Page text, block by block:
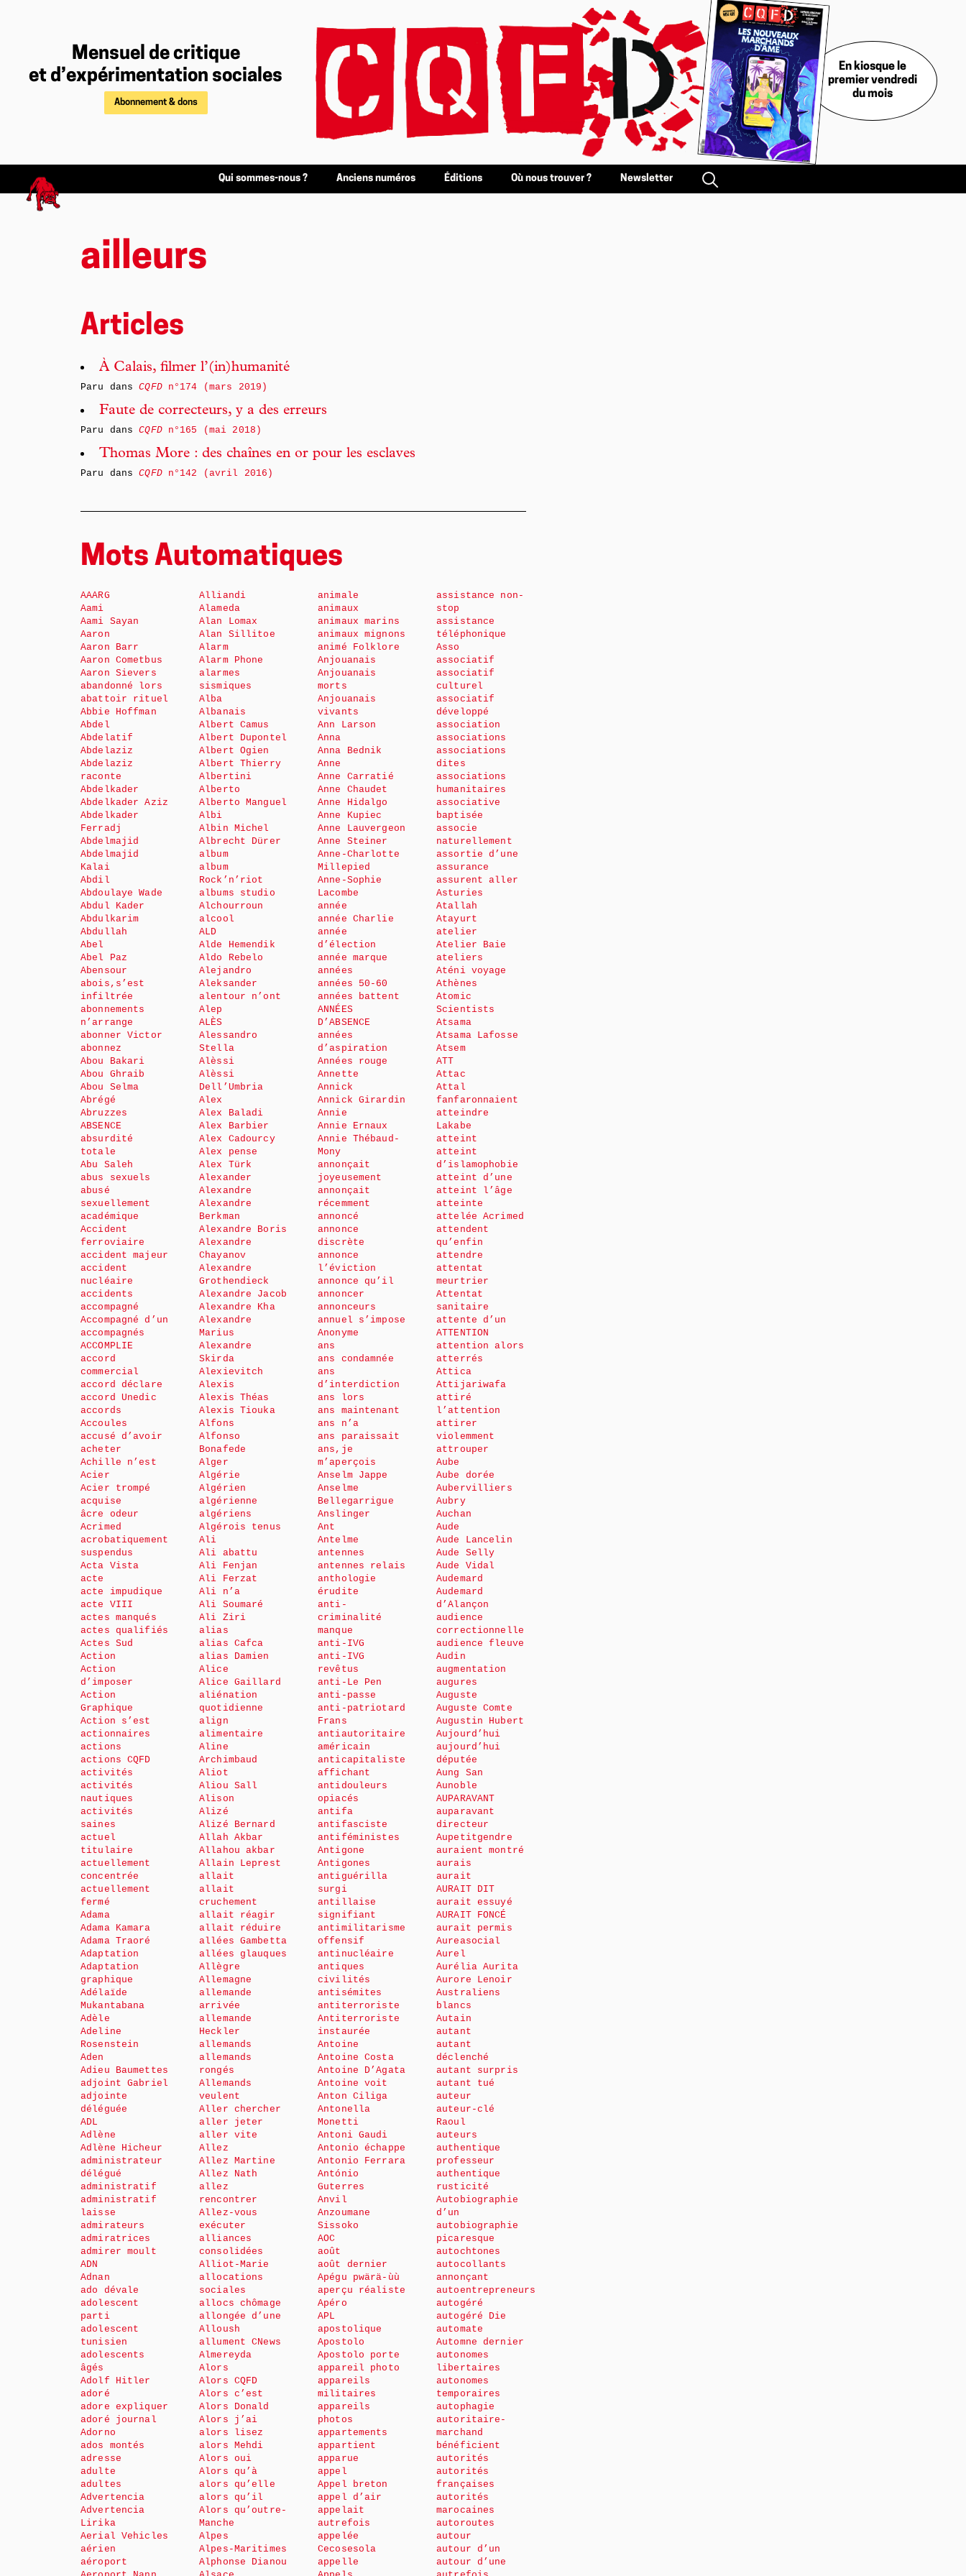
Mensuel de critique
et d’expérimentation sociales
Abonnement & dons
En kiosque le
premier vendredi
du mois
Qui sommes-nous ? Anciens numéros Éditions Où nous trouver ? Newsletter
ailleurs
Articles
À Calais, filmer l’(in)humanité
Paru dansCQFDn°174 (mars 2019)
Faute de correcteurs, y a des erreurs
Paru dansCQFDn°165 (mai 2018)
Thomas More : des chaînes en or pour les esclaves
Paru dansCQFDn°142 (avril 2016)
Mots Automatiques
AAARG
Aami
Aami Sayan
Aaron
Aaron Barr
Aaron Cometbus
Aaron Sievers
abandonné lors
abattoir rituel
Abbie Hoffman
Abdel
Abdelatif
Abdelaziz
Abdelaziz
raconte
Abdelkader
Abdelkader Aziz
Abdelkader
Ferradj
Abdelmajid
Abdelmajid
Kalai
Abdil
Abdoulaye Wade
Abdul Kader
Abdulkarim
Abdullah
Abel
Abel Paz
Abensour
abois,s’est
infiltrée
abonnements
n’arrange
abonner Victor
abonnez
Abou Bakari
Abou Ghraib
Abou Selma
Abrégé
Abruzzes
ABSENCE
absurdité
totale
Abu Saleh
abus sexuels
abusé
sexuellement
académique
Accident
ferroviaire
accident majeur
accident
nucléaire
accidents
accompagné
Accompagné d’un
accompagnés
ACCOMPLIE
accord
commercial
accord déclare
accord Unedic
accords
Accoules
accusé d’avoir
acheter
Achille n’est
Acier
Acier trompé
acquise
âcre odeur
Acrimed
acrobatiquement
suspendus
Acta Vista
acte
acte impudique
acte VIII
actes manqués
actes qualifiés
Actes Sud
Action
Action
d’imposer
Action
Graphique
Action s’est
actionnaires
actions
actions CQFD
activités
activités
nautiques
activités
saines
actuel
titulaire
actuellement
concentrée
actuellement
fermé
Adama
Adama Kamara
Adama Traoré
Adaptation
Adaptation
graphique
Adélaïde
Mukantabana
Adèle
Adeline
Rosenstein
Aden
Adieu Baumettes
adjoint Gabriel
adjointe
déléguée
ADL
Adlène
Adlène Hicheur
administrateur
délégué
administratif
administratif
laisse
admirateurs
admiratrices
admirer moult
ADN
Adnan
ado dévale
adolescent
parti
adolescent
tunisien
adolescents
âgés
Adolf Hitler
adoré
adore expliquer
adoré journal
Adorno
ados montés
adresse
adulte
adultes
Advertencia
Advertencia
Lirika
Aerial Vehicles
aérien
aéroport
Alliandi
Alameda
Alan Lomax
Alan Sillitoe
Alarm
Alarm Phone
alarmes
sismiques
Alba
Albanais
Albert Camus
Albert Dupontel
Albert Ogien
Albert Thierry
Albertini
Alberto
Alberto Manguel
Albi
Albin Michel
Albrecht Dürer
album
album
Rock’n’riot
albums studio
Alchourroun
alcool
ALD
Alde Hemendik
Aldo Rebelo
Alejandro
Aleksander
alentour n’ont
Alep
ALÈS
Alessandro
Stella
Alèssi
Alèssi
Dell’Umbria
Alex
Alex Baladi
Alex Barbier
Alex Cadourcy
Alex pense
Alex Türk
Alexander
Alexandre
Alexandre
Berkman
Alexandre Boris
Alexandre
Chayanov
Alexandre
Grothendieck
Alexandre Jacob
Alexandre Kha
Alexandre
Marius
Alexandre
Skirda
Alexievitch
Alexis
Alexis Théas
Alexis Tiouka
Alfons
Alfonso
Bonafede
Alger
Algérie
Algérien
algérienne
algériens
Algérois tenus
Ali
Ali abattu
Ali Fenjan
Ali Ferzat
Ali n’a
Ali Soumaré
Ali Ziri
alias
alias Cafca
alias Damien
Alice
Alice Gaillard
aliénation
quotidienne
align
alimentaire
Aline
Archimbaud
Aliot
Aliou Sall
Alison
Alizé
Alizé Bernard
Allah Akbar
Allahou akbar
Allain Leprest
allait
allait
cruchement
allait réagir
allait réduire
allées Gambetta
allées glauques
Allègre
Allemagne
allemande
arrivée
allemande
Heckler
allemands
allemands
rongés
Allemands
veulent
Aller chercher
aller jeter
aller vite
Allez
Allez Martine
Allez Nath
allez
rencontrer
Allez-vous
exécuter
alliances
consolidées
Alliot-Marie
allocations
sociales
allocs chômage
allongée d’une
Alloush
allument CNews
Almereyda
Alors
Alors CQFD
Alors c’est
Alors Donald
Alors j’ai
alors lisez
alors Mehdi
Alors oui
Alors qu’à
alors qu’elle
alors qu’il
Alors qu’outre-
Manche
Alpes
Alpes-Maritimes
Alphonse Dianou
animale
animaux
animaux marins
animaux mignons
animé Folklore
Anjouanais
Anjouanais
morts
Anjouanais
vivants
Ann Larson
Anna
Anna Bednik
Anne
Anne Carratié
Anne Chaudet
Anne Hidalgo
Anne Kupiec
Anne Lauvergeon
Anne Steiner
Anne-Charlotte
Millepied
Anne-Sophie
Lacombe
année
année Charlie
année
d’élection
année marque
années
années 50-60
années battent
ANNÉES
D’ABSENCE
années
d’aspiration
Années rouge
Annette
Annick
Annick Girardin
Annie
Annie Ernaux
Annie Thébaud-
Mony
annonçait
joyeusement
annonçait
récemment
annoncé
annonce
discrète
annonce
l’éviction
annonce qu’il
annoncer
annonceurs
annuel s’impose
Anonyme
ans
ans condamnée
ans
d’interdiction
ans lors
ans maintenant
ans n’a
ans paraissait
ans,je
m’aperçois
Anselm Jappe
Anselme
Bellegarrigue
Anslinger
Ant
Antelme
antennes
antennes relais
anthologie
érudite
anti-
criminalité
manque
anti-IVG
anti-IVG
revêtus
anti-Le Pen
anti-passe
anti-patriotard
Frans
antiautoritaire
américain
anticapitaliste
affichant
antidouleurs
opiacés
antifa
antifasciste
antiféministes
Antigone
Antigones
antiguérilla
surgi
antillaise
signifiant
antimilitarisme
offensif
antinucléaire
antiques
civilités
antisémites
antiterroriste
Antiterroriste
instaurée
Antoine
Antoine Costa
Antoine D’Agata
Antoine voit
Anton Ciliga
Antonella
Monetti
Antoni Gaudi
Antonio échappe
Antonio Ferrara
António
Guterres
Anvil
Anzoumane
Sissoko
AOC
août
août dernier
Apégu pwärä-ùù
aperçu réaliste
Apéro
APL
apostolique
Apostolo
Apostolo porte
appareil photo
appareils
militaires
appareils
photos
appartements
appartient
apparue
appel
Appel breton
appel d’air
appelait
autrefois
appelée
Cecosesola
appelle
assistance non-
stop
assistance
téléphonique
Asso
associatif
associatif
culturel
associatif
développé
association
associations
associations
dites
associations
humanitaires
associative
baptisée
associe
naturellement
assortie d’une
assurance
assurent aller
Asturies
Atallah
Atayurt
atelier
Atelier Baie
ateliers
Aténi voyage
Athènes
Atomic
Scientists
Atsama
Atsama Lafosse
Atsem
ATT
Attac
Attal
fanfaronnaient
atteindre
Lakabe
atteint
atteint
d’islamophobie
atteint d’une
atteint l’âge
atteinte
attelée Acrimed
attendent
qu’enfin
attendre
attentat
meurtrier
Attentat
sanitaire
attente d’un
ATTENTION
attention alors
atterrés
Attica
Attijariwafa
attiré
l’attention
attirer
violemment
attrouper
Aube
Aube dorée
Aubervilliers
Aubry
Auchan
Aude
Aude Lancelin
Aude Selly
Aude Vidal
Audemard
Audemard
d’Alançon
audience
correctionnelle
audience fleuve
Audin
augmentation
augures
Auguste
Auguste Comte
Augustin Hubert
Aujourd’hui
aujourd’hui
députée
Aung San
Aunoble
AUPARAVANT
auparavant
directeur
Aupetitgendre
auraient montré
aurais
aurait
AURAIT DIT
aurait essuyé
AURAIT FONCÉ
aurait permis
Aureasocial
Aurel
Aurélia Aurita
Aurore Lenoir
Australiens
blancs
Autain
autant
autant
déclenché
autant surpris
autant tué
auteur
auteur-clé
Raoul
auteurs
authentique
professeur
authentique
rusticité
Autobiographie
d’un
autobiographie
picaresque
autochtones
autocollants
annonçant
autoentrepreneurs
autogéré
autogéré Die
automate
Automne dernier
autonomes
libertaires
autonomes
temporaires
autophagie
autoritaire-
marchand
bénéficient
autorités
autorités
françaises
autorités
marocaines
autoroutes
autour
autour d’un
autour d’une